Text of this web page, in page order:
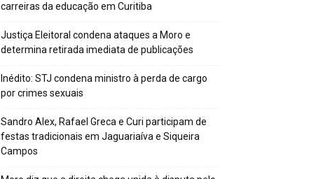
carreiras da educação em Curitiba
Justiça Eleitoral condena ataques a Moro e
determina retirada imediata de publicações
Inédito: STJ condena ministro à perda de cargo
por crimes sexuais
Sandro Alex, Rafael Greca e Curi participam de
festas tradicionais em Jaguariaíva e Siqueira
Campos